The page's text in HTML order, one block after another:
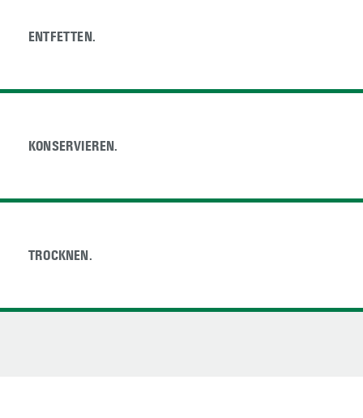
ENTFETTEN.
ENTFETTEN.
KONSERVIEREN.
KONSERVIEREN.
TROCKNEN.
TROCKNEN.